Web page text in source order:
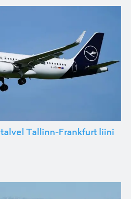
Tallinn-Frankfurt liini